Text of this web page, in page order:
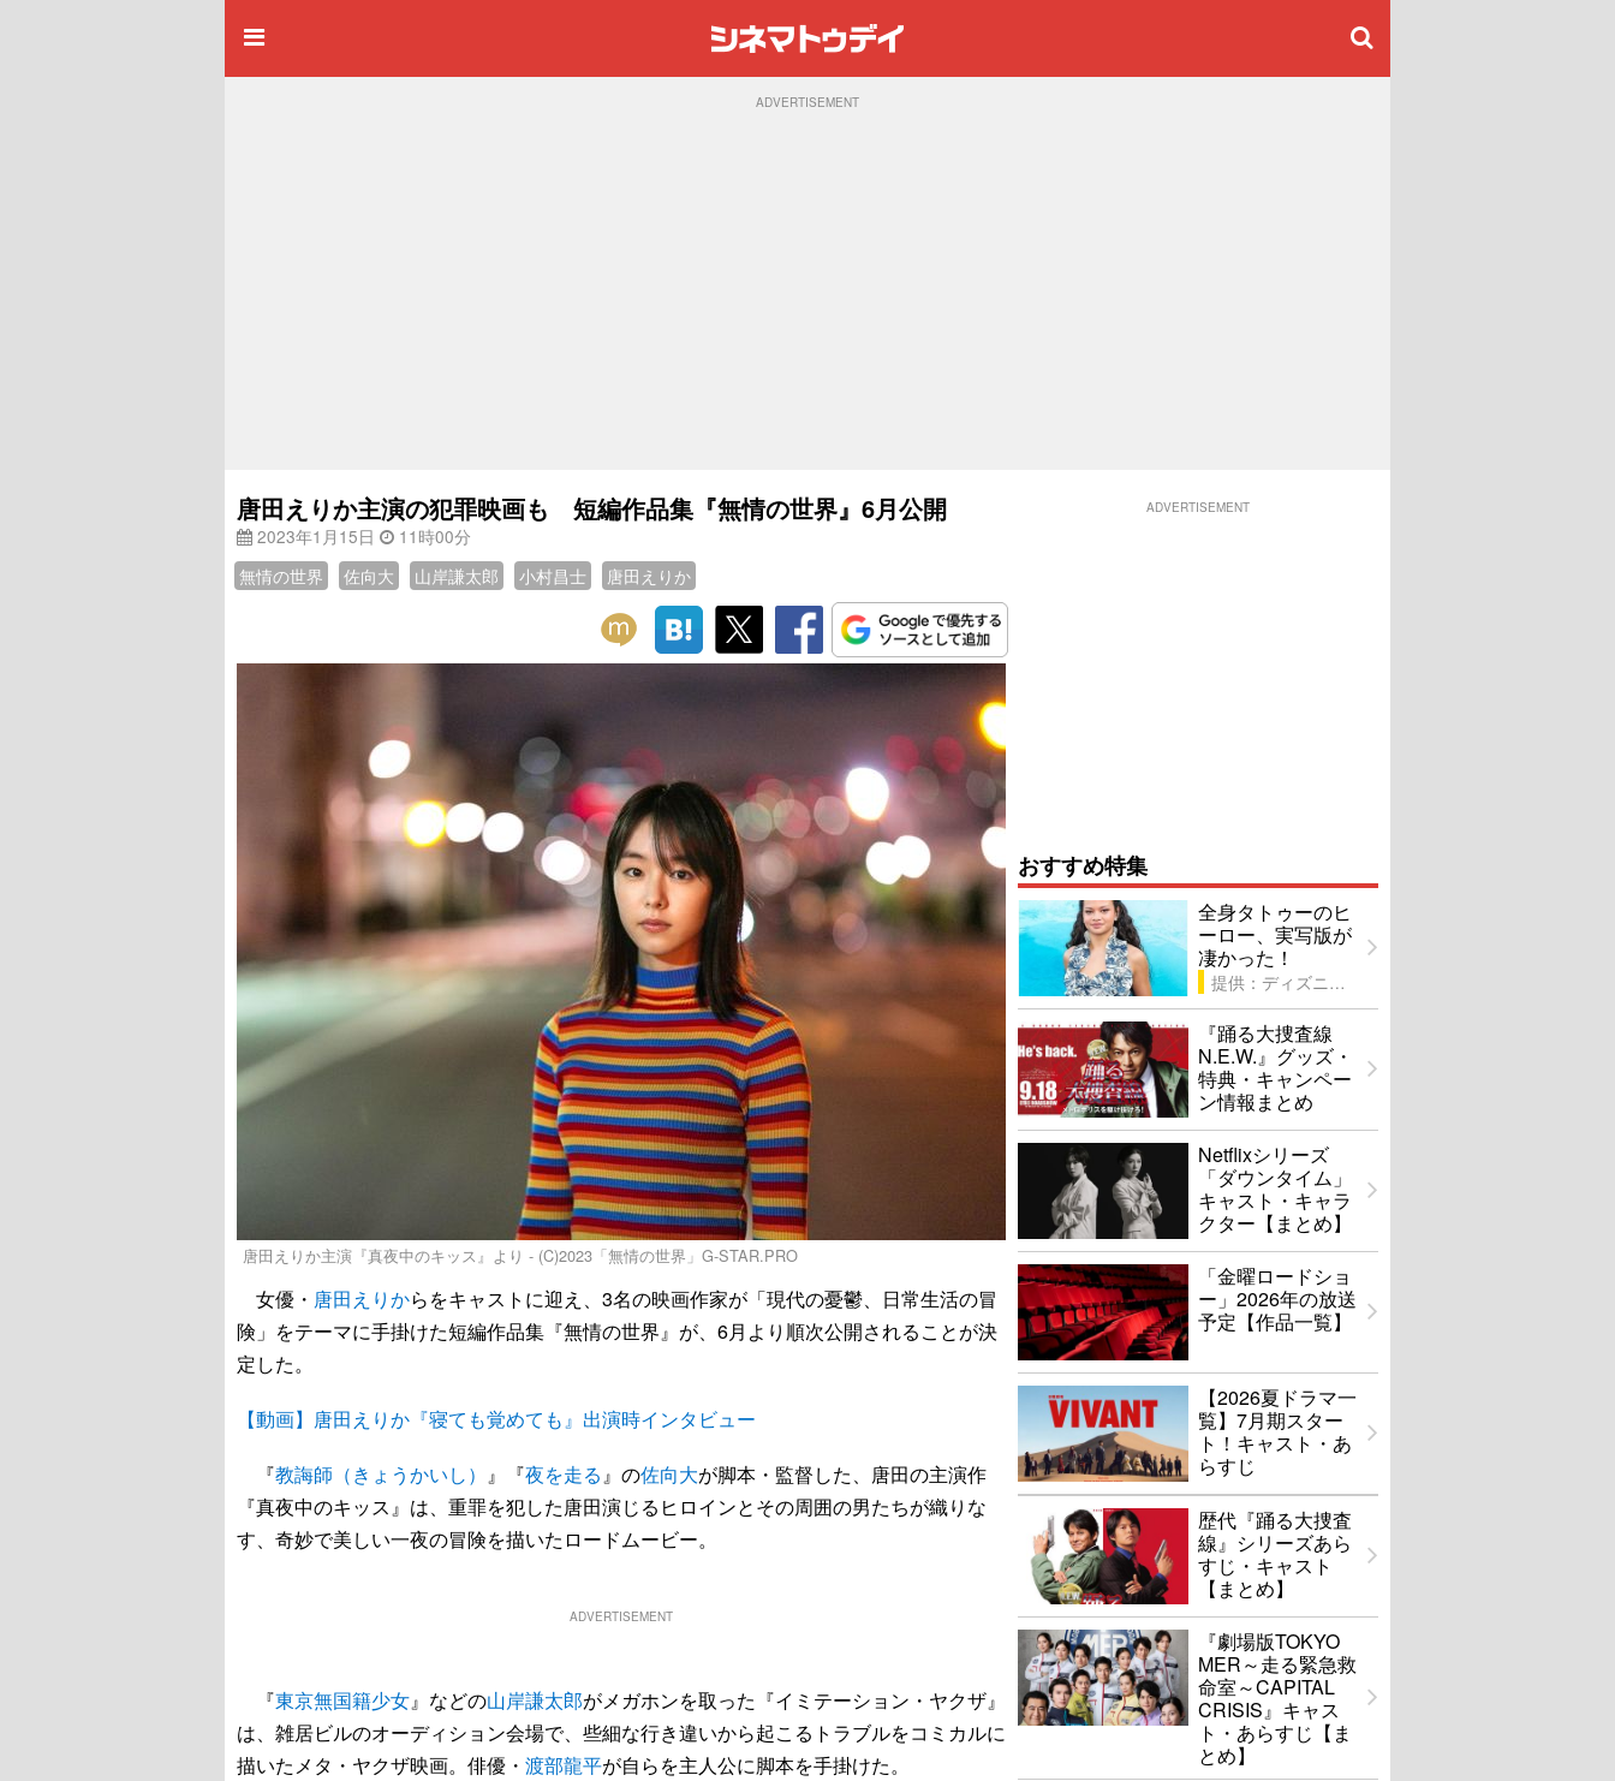
ADVERTISEMENT
唐田えりか主演の犯罪映画も 短編作品集『無情の世界』6月公開
2023年1月15日
11時00分
無情の世界
佐向大 山岸謙太郎 小村昌士 唐田えりか
唐田えりか主演『真夜中のキッス』より - (C)2023「無情の世界」G-STAR.PRO
女優・ 唐田えりからをキャストに迎え、3名の映画作家が「現代の憂鬱、日常生活の冒
険」をテーマに手掛けた短編作品集『無情の世界』が、6月より順次公開されることが決
定した。
【動画】唐田えりか『寝ても覚めても』出演時インタビュー
『教誨師（きょうかいし） 』『夜を走る』の佐向大が脚本・監督した、唐田の主演作
『真夜中のキッス』は、重罪を犯した唐田演じるヒロインとその周囲の男たちが織りな
す、奇妙で美しい一夜の冒険を描いたロードムービー。
ADVERTISEMENT
『東京無国籍少女』などの山岸謙太郎がメガホンを取った『イミテーション・ヤクザ』
は、雑居ビルのオーディション会場で、些細な行き違いから起こるトラブルをコミカルに
描いたメタ・ヤクザ映画。俳優・ 渡部龍平が自らを主人公に脚本を手掛けた。
ADVERTISEMENT
おすすめ特集
全身タトゥーのヒ
ーロー、実写版が
凄かった！
提供：ディズニー
『踊る大捜査線
N.E.W.』グッズ・
特典・キャンペー
ン情報まとめ
Netflixシリーズ
「ダウンタイム」
キャスト・キャラ
クター【まとめ】
「金曜ロードショ
ー」2026年の放送
予定【作品一覧】
【2026夏ドラマ一
覧】7月期スター
ト！キャスト・あ
らすじ
歴代『踊る大捜査
線』シリーズあら
すじ・キャスト
【まとめ】
『劇場版TOKYO
MER～走る緊急救
命室～CAPITAL
CRISIS』キャス
ト・あらすじ【ま
とめ】